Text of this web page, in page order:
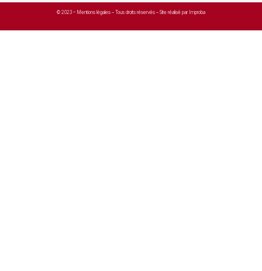
© 2023 – Mentions légales – Tous droits réservés – Site réalisé par Improba